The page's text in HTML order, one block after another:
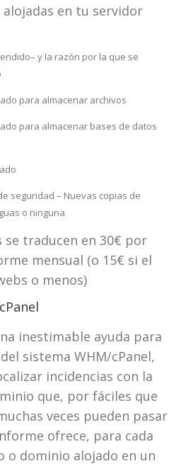
en tu servidor
y la razón por la que se
para almacenar archivos
para almacenar bases de datos
seguridad – Nuevas copias de
o ninguna
traducen en 30€ por
mensual (o 15€ si el
o menos)
inestimable ayuda para
sistema WHM/cPanel,
incidencias con la
que, por fáciles que
veces pueden pasar
ofrece, para cada
o dominio alojado en un